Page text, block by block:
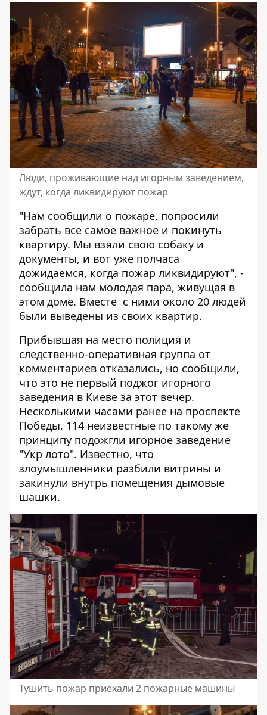
Люди, проживающие над игорным заведением,
ждут, когда ликвидируют пожар
"Нам сообщили о пожаре, попросили
забрать все самое важное и покинуть
квартиру. Мы взяли свою собаку и
документы, и вот уже полчаса
дожидаемся, когда пожар ликвидируют", -
сообщила нам молодая пара, живущая в
этом доме. Вместе с ними около 20 людей
были выведены из своих квартир.
Прибывшая на место полиция и
следственно-оперативная группа от
комментариев отказались, но сообщили,
что это не первый поджог игорного
заведения в Киеве за этот вечер.
Несколькими часами ранее на проспекте
Победы, 114 неизвестные по такому же
принципу подожгли игорное заведение
"Укр лото". Известно, что
злоумышленники разбили витрины и
закинули внутрь помещения дымовые
шашки.
Тушить пожар приехали 2 пожарные машины